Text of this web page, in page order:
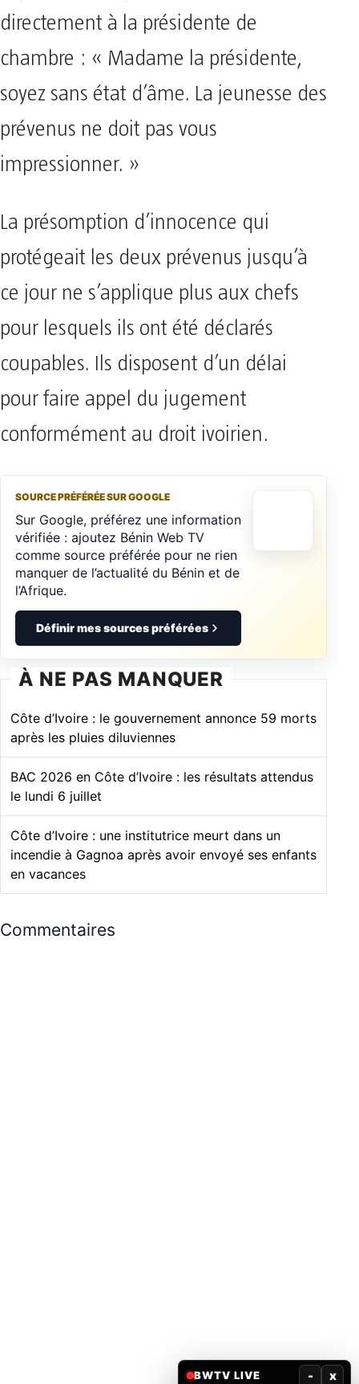
directement à la présidente de
chambre : « Madame la présidente,
soyez sans état d’âme. La jeunesse des
prévenus ne doit pas vous
impressionner. »
La présomption d’innocence qui
protégeait les deux prévenus jusqu’à
ce jour ne s’applique plus aux chefs
pour lesquels ils ont été déclarés
coupables. Ils disposent d’un délai
pour faire appel du jugement
conformément au droit ivoirien.
SOURCE PRÉFÉRÉE SUR GOOGLE
Sur Google, préférez une information
vérifiée : ajoutez Bénin Web TV
comme source préférée pour ne rien
manquer de l’actualité du Bénin et de
l’Afrique.
Définir mes sources préférées
À NE PAS MANQUER
Côte d’Ivoire : le gouvernement annonce 59 morts
après les pluies diluviennes
BAC 2026 en Côte d’Ivoire : les résultats attendus
le lundi 6 juillet
Côte d’Ivoire : une institutrice meurt dans un
incendie à Gagnoa après avoir envoyé ses enfants
en vacances
Commentaires
BWTV LIVE - x